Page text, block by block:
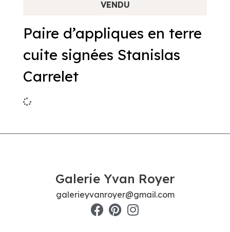
Paire d’appliques en terre
cuite signées Stanislas
Carrelet
Galerie Yvan Royer
galerieyvanroyer@gmail.com